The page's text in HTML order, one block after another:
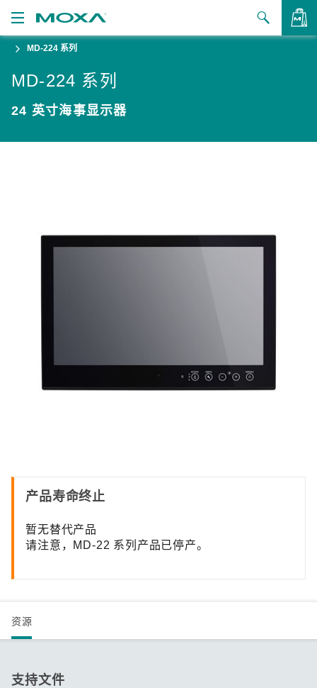
品
决方案
持
MD-224 系列
MD-224 系列
24 英寸海事显示器
产品寿命终止
暂无替代产品
请注意，MD-22 系列产品已停产。
资源
支持文件
查看询价